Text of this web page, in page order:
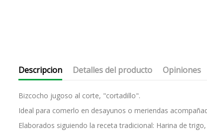
Descripcion Detalles del producto Opiniones
Bizcocho jugoso al corte, "cortadillo".
Ideal para comerlo en desayunos o meriendas
Elaborados siguiendo la receta tradicional: Harina de